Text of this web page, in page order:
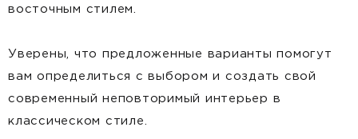
восточным стилем.
Уверены, что предложенные варианты помогут
вам определиться с выбором и создать свой
современный неповторимый интерьер в
классическом стиле.